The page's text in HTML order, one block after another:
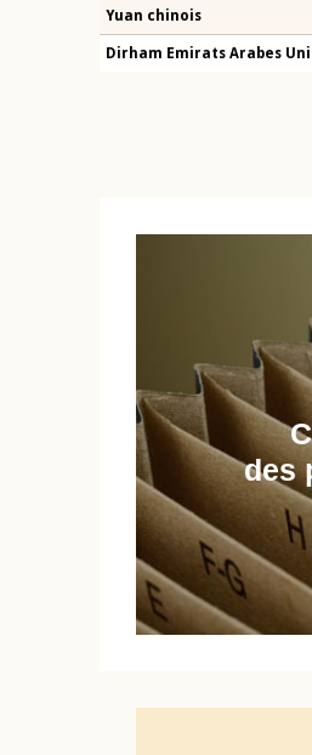
Yuan chinois
Dirham Emirats Arabes
des